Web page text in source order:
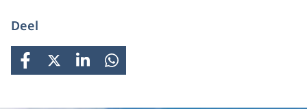
Deel
FACEBOOK
X LINKEDINWHATSAPP